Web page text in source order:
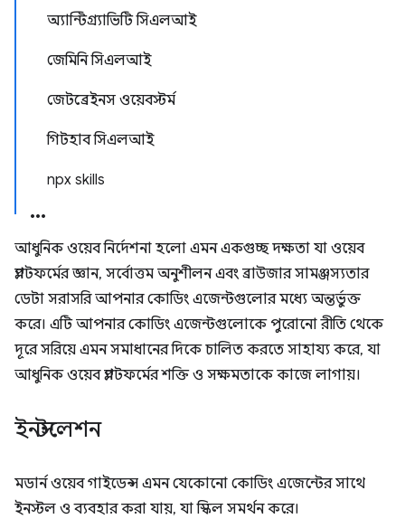
অ্যান্টিগ্র্যাভিটি সিএলআই
জেমিনি সিএলআই
জেটব্রেইনস ওয়েবস্টর্ম
গিটহাব সিএলআই
npx skills
আধুনিক ওয়েব নির্দেশনা হলো এমন একগুচ্ছ দক্ষতা যা ওয়েব
প্ল্যাটফর্মের জ্ঞান, সর্বোত্তম অনুশীলন এবং ব্রাউজার সামঞ্জস্যতার
ডেটা সরাসরি আপনার কোডিং এজেন্টগুলোর মধ্যে অন্তর্ভুক্ত
করে। এটি আপনার কোডিং এজেন্টগুলোকে পুরোনো রীতি থেকে
দূরে সরিয়ে এমন সমাধানের দিকে চালিত করতে সাহায্য করে, যা
আধুনিক ওয়েব প্ল্যাটফর্মের শক্তি ও সক্ষমতাকে কাজে লাগায়।
ইনস্টলেশন
মডার্ন ওয়েব গাইডেন্স এমন যেকোনো কোডিং এজেন্টের সাথে
ইনস্টল ও ব্যবহার করা যায়, যা স্কিল সমর্থন করে।